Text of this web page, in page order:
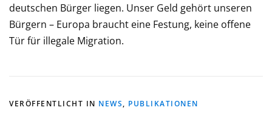
deutschen Bürger liegen. Unser Geld gehört unseren
Bürgern – Europa braucht eine Festung, keine offene
Tür für illegale Migration.
VERÖFFENTLICHT IN NEWS, PUBLIKATIONEN